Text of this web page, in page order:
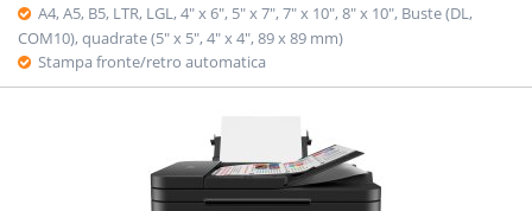
A4, A5, B5, LTR, LGL, 4" x 6", 5" x 7", 7" x 10", 8" x 10", Buste (DL,
COM10), quadrate (5" x 5", 4" x 4", 89 x 89 mm)
Stampa fronte/retro automatica